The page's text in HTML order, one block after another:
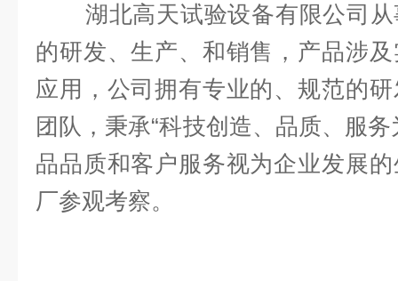
湖北高天试验设备有限公司
的研发、生产、和销售，产品涉
应用，公司拥有专业的、规范的
团队，秉承“科技创造、品质、服务
品品质和客户服务视为企业发展
厂参观考察。